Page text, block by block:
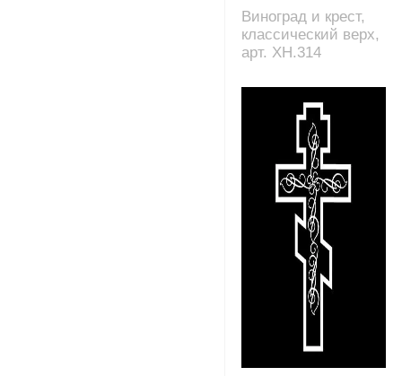
Виноград и крест,
классический верх,
арт. XH.314